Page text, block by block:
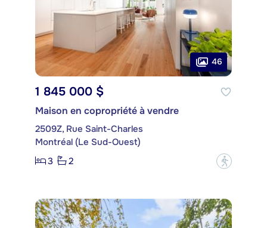
46
1 845 000 $
Maison en copropriété à vendre
2509Z, Rue Saint-Charles
Montréal (Le Sud-Ouest)
3
2 ?